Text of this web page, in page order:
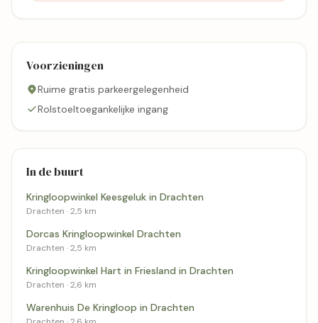
Voorzieningen
Ruime gratis parkeergelegenheid
Rolstoeltoegankelijke ingang
In de buurt
Kringloopwinkel Keesgeluk in Drachten
Drachten · 2,5 km
Dorcas Kringloopwinkel Drachten
Drachten · 2,5 km
Kringloopwinkel Hart in Friesland in Drachten
Drachten · 2,6 km
Warenhuis De Kringloop in Drachten